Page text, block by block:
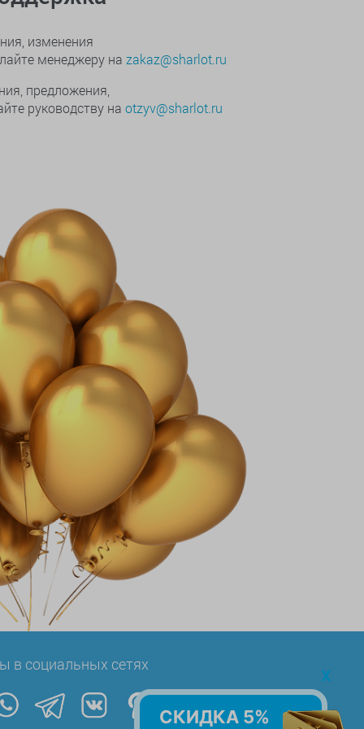
изменения
менеджеру на zakaz@sharlot.ru
предложения,
руководству на otzyv@sharlot.ru
в социальных сетях x
СКИДКА 5%